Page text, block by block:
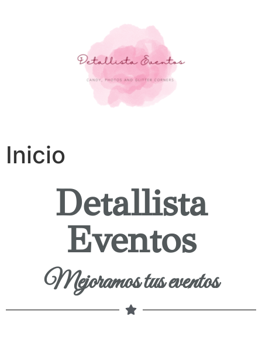
Inicio
Detallista
Eventos
Mejoramos tus eventos